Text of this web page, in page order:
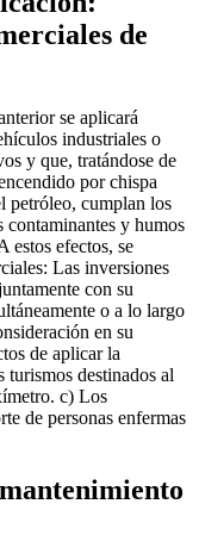
de
se aplicará
industriales o
y que, tratándose de
por chispa
petróleo, cumplan los
contaminantes y humos
estos efectos, se
Las inversiones
con su
o a lo largo
en su
de aplicar la
turismos destinados al
c) Los
de personas enfermas